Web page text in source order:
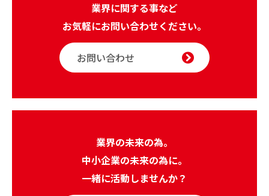
業界に関する事など
お気軽にお問い合わせください。
お問い合わせ
業界の未来の為。
中小企業の未来の為に。
一緒に活動しませんか？